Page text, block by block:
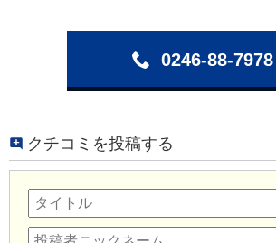
0246-88-7978
クチコミを投稿する